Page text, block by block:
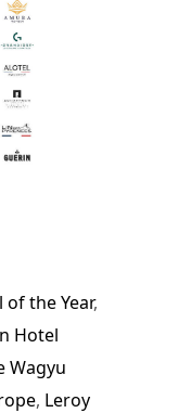
of the Year,
Hotel
Wagyu
, Leroy